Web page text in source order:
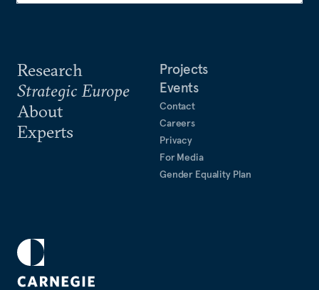
Research
Strategic Europe
About
Experts
Projects
Events
Contact
Careers
Privacy
For Media
Gender Equality Plan